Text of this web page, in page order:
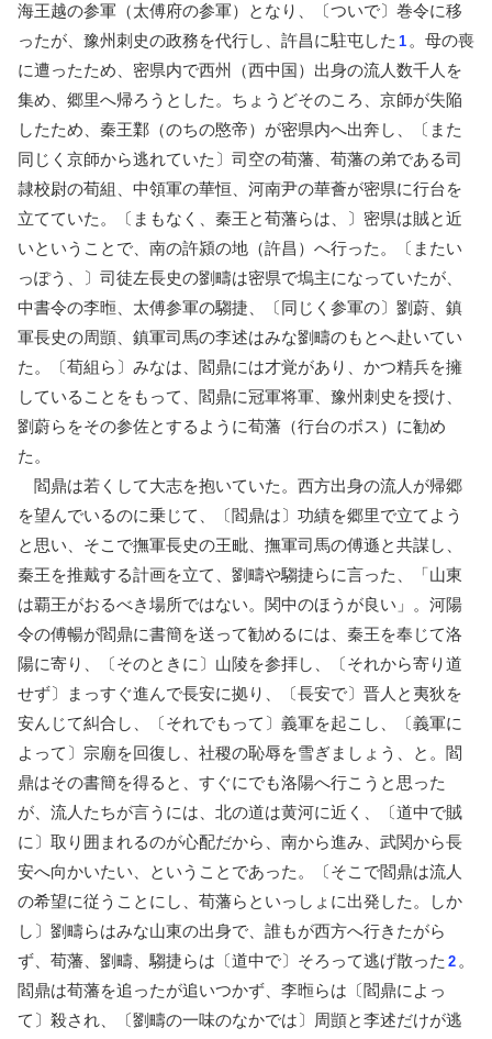
海王越の参軍（太傅府の参軍）となり、〔ついで〕巻令に移
ったが、豫州刺史の政務を代行し、許昌に駐屯した 1 。母の喪
に遭ったため、密県内で西州（西中国）出身の流人数千人を
集め、郷里へ帰ろうとした。ちょうどそのころ、京師が失陥
したため、秦王鄴（のちの愍帝）が密県内へ出奔し、〔また
同じく京師から逃れていた〕司空の荀藩、荀藩の弟である司
隷校尉の荀組、中領軍の華恒、河南尹の華薈が密県に行台を
立てていた。〔まもなく、秦王と荀藩らは、〕密県は賊と近
いということで、南の許潁の地（許昌）へ行った。〔またい
っぽう、〕司徒左長史の劉疇は密県で塢主になっていたが、
中書令の李暅、太傅参軍の騶捷、〔同じく参軍の〕劉蔚、鎮
軍長史の周顗、鎮軍司馬の李述はみな劉疇のもとへ赴いてい
た。〔荀組ら〕みなは、閻鼎には才覚があり、かつ精兵を擁
していることをもって、閻鼎に冠軍将軍、豫州刺史を授け、
劉蔚らをその参佐とするように荀藩（行台のボス）に勧め
た。
閻鼎は若くして大志を抱いていた。西方出身の流人が帰郷
を望んでいるのに乗じて、〔閻鼎は〕功績を郷里で立てよう
と思い、そこで撫軍長史の王毗、撫軍司馬の傅遜と共謀し、
秦王を推戴する計画を立て、劉疇や騶捷らに言った、「山東
は覇王がおるべき場所ではない。関中のほうが良い」。河陽
令の傅暢が閻鼎に書簡を送って勧めるには、秦王を奉じて洛
陽に寄り、〔そのときに〕山陵を参拝し、〔それから寄り道
せず〕まっすぐ進んで長安に拠り、〔長安で〕晋人と夷狄を
安んじて糾合し、〔それでもって〕義軍を起こし、〔義軍に
よって〕宗廟を回復し、社稷の恥辱を雪ぎましょう、と。閻
鼎はその書簡を得ると、すぐにでも洛陽へ行こうと思った
が、流人たちが言うには、北の道は黄河に近く、〔道中で賊
に〕取り囲まれるのが心配だから、南から進み、武関から長
安へ向かいたい、ということであった。〔そこで閻鼎は流人
の希望に従うことにし、荀藩らといっしょに出発した。しか
し〕劉疇らはみな山東の出身で、誰もが西方へ行きたがら
ず、荀藩、劉疇、騶捷らは〔道中で〕そろって逃げ散った 2 。
閻鼎は荀藩を追ったが追いつかず、李暅らは〔閻鼎によっ
て〕殺され、〔劉疇の一味のなかでは〕周顗と李述だけが逃